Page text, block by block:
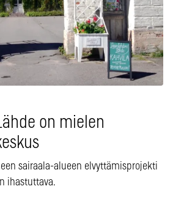
on mielen
sairaala-alueen elvyttämisprojekti
ihastuttava.